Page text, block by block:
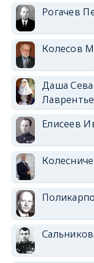
Рогачев
Колесов
Даша
Елисеев